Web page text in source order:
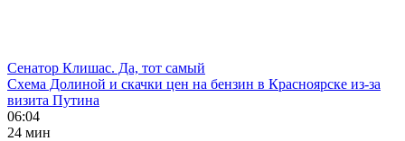
Сенатор Клишас. Да, тот самый
Схема Долиной и скачки цен на бензин в Красноярске из-за
визита Путина
06:04
24 мин